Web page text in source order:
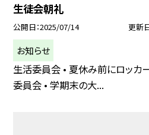
生徒会朝礼
公開日 2025/07/14 更新
お知らせ
生活委員会 • 夏休み前にロッカ
委員会 • 学期末の大...